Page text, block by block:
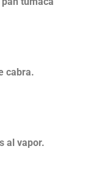
cabra.
al vapor.